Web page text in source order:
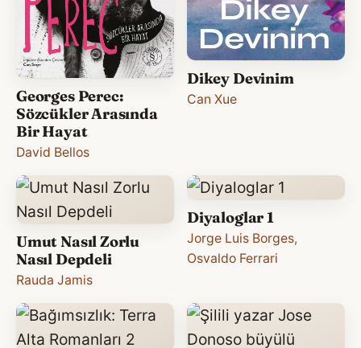
Georges Perec:
Sözcükler Arasında
Bir Hayat
David Bellos
Dikey Devinim
Can Xue
Umut Nasıl Zorlu
Nasıl Depdeli
Rauda Jamis
Diyaloglar 1
Jorge Luis Borges,
Osvaldo Ferrari